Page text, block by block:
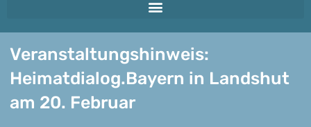
Veranstaltungshinweis:
Heimatdialog.Bayern in Landshut
am 20. Februar